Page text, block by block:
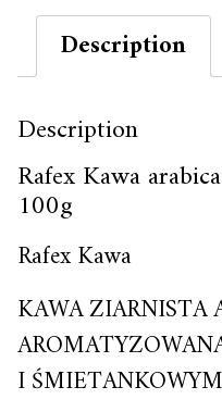
Description
Description
Rafex Kawa
100g
Rafex Kawa
KAWA ZIARNISTA
I